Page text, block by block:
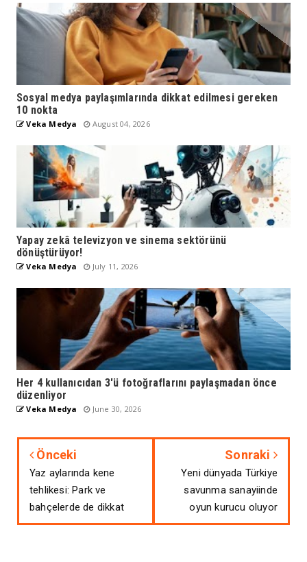
Sosyal medya paylaşımlarında dikkat edilmesi gereken
10 nokta
Veka Medya August 04, 2026
Yapay zekâ televizyon ve sinema sektörünü
dönüştürüyor!
Veka Medya July 11, 2026
Her 4 kullanıcıdan 3'ü fotoğraflarını paylaşmadan önce
düzenliyor
Veka Medya June 30, 2026
Önceki
Yaz aylarında kene
tehlikesi: Park ve
bahçelerde de dikkat
Sonraki
Yeni dünyada Türkiye
savunma sanayiinde
oyun kurucu oluyor